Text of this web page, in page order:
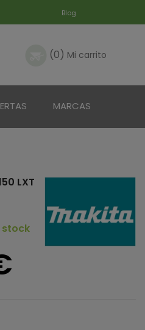
Blog
(0) Mi carrito
MARCAS
LXT
stock